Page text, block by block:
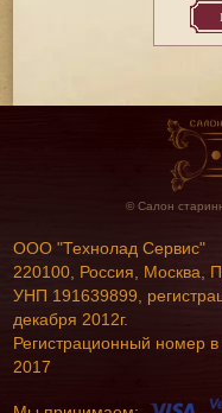
© Салон
ООО "Технолад Сервис"
220100, Россия, Москва,
УНП 191639899,
декабря 2012г.
Регистрационный номер
2017